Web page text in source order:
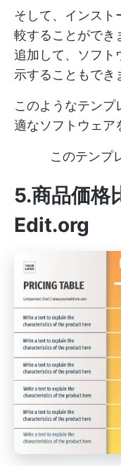
そして、インスト
較することができ
追加して、ソフト
示することもでき
このようなテンプ
適なソフトウェア
このテンプ
5.商品価格
Edit.org